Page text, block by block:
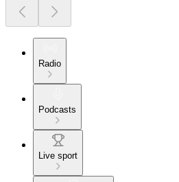
Radio
Podcasts
Live sport